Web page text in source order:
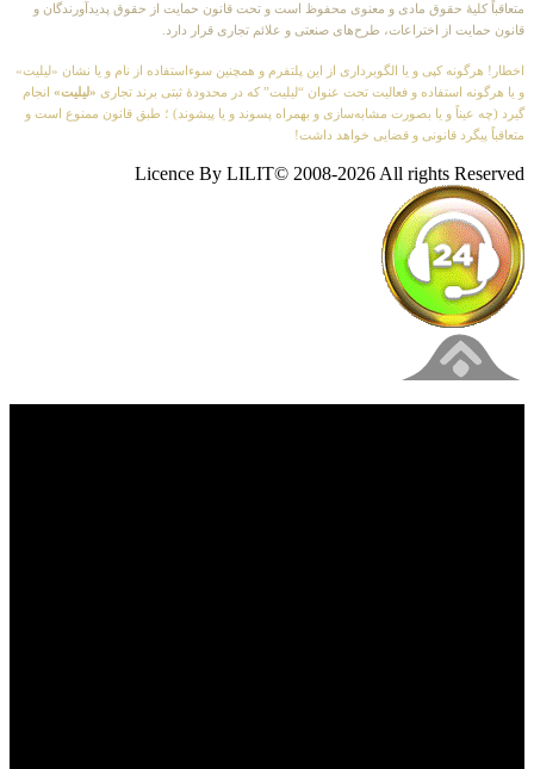
متعاقباً کلیهٔ حقوق مادی و معنوی محفوظ است و تحت قانون حمایت از حقوق پدیدآورندگان و
قانون حمایت از اختراعات، طرح‌های صنعتی و علائم تجاری قرار دارد.
اخطار! هرگونه کپی و یا الگوبرداری از این پلتفرم و همچنین سوءاستفاده از نام و یا نشان «لیلیت»
و یا هرگونه استفاده و فعالیت تحت عنوان “لیلیت” که در محدودهٔ ثبتی برند تجاری «لیلیت» انجام
گیرد (چه عیناً و یا بصورت مشابه‌سازی و بهمراه پسوند و یا پیشوند) ؛ طبق قانون ممنوع است و
متعاقباً پیگرد قانونی و قضایی خواهد داشت!
Licence By LILIT© 2008-2026 All rights Reserved